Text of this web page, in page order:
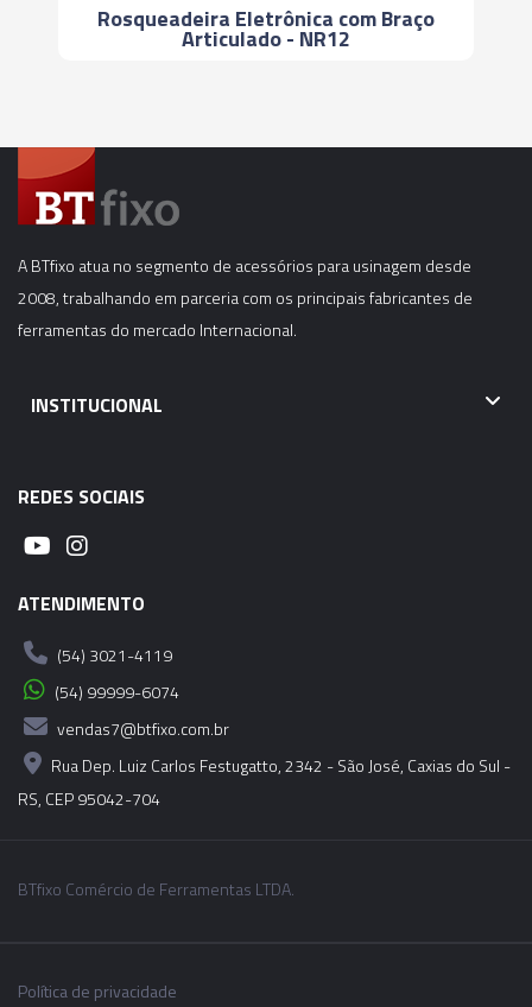
Rosqueadeira Eletrônica com Braço
Articulado - NR12
A BTfixo atua no segmento de acessórios para usinagem desde
2008, trabalhando em parceria com os principais fabricantes de
ferramentas do mercado Internacional.
INSTITUCIONAL
REDES SOCIAIS
ATENDIMENTO
(54) 3021-4119
(54) 99999-6074
vendas7@btfixo.com.br
Rua Dep. Luiz Carlos Festugatto, 2342 - São José, Caxias do Sul -
RS, CEP 95042-704
BTfixo Comércio de Ferramentas LTDA.
Política de privacidade